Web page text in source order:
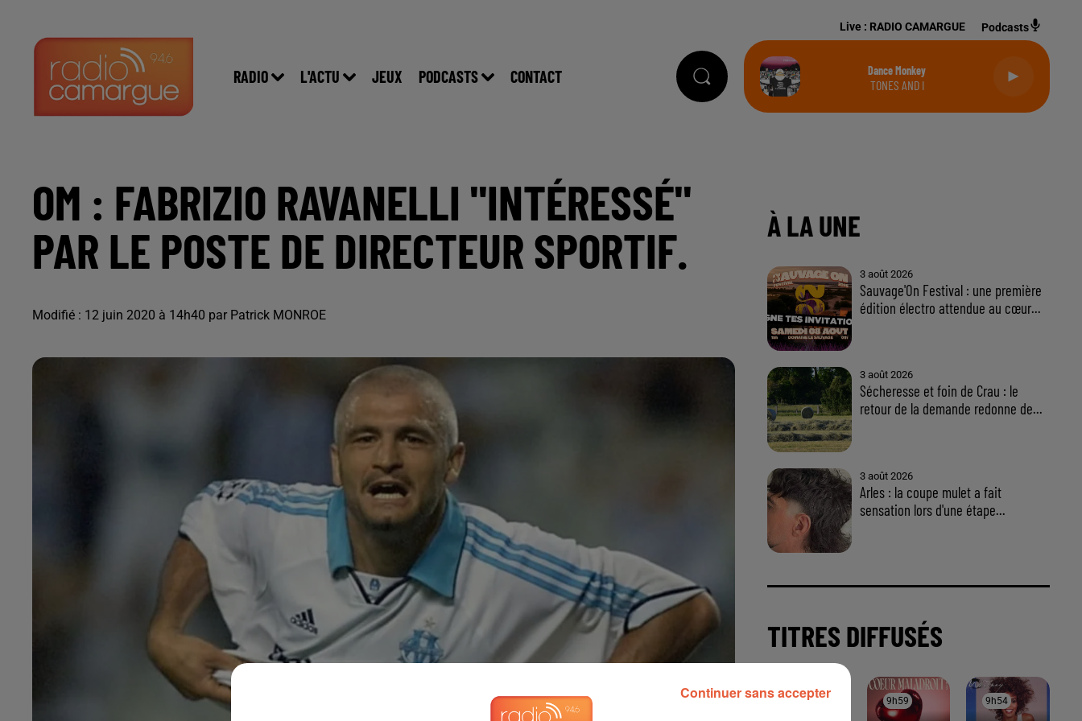
RADIO L'ACTU JEUX PODCASTS CONTACT
Live : RADIO CAMARGUE Podcasts
Dance Monkey
TONES AND I
OM : FABRIZIO RAVANELLI "INTÉRESSÉ"
PAR LE POSTE DE DIRECTEUR SPORTIF.
Modifié : 12 juin 2020 à 14h40 par Patrick MONROE
À LA UNE
Continuer sans accepter